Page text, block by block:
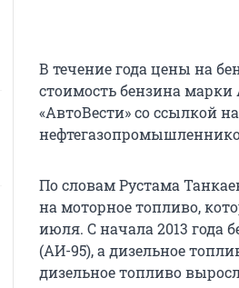
В течение года цены на
стоимость бензина марки
«АвтоВести» со ссылкой
По словам Рустама
на моторное топливо,
июля. С начала 2013 года
(АИ-95), а дизельное
дизельное топливо